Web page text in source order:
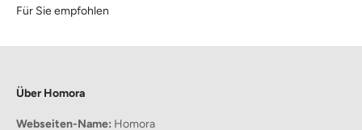
Für Sie empfohlen
Über Homora
Webseiten-Name: Homora